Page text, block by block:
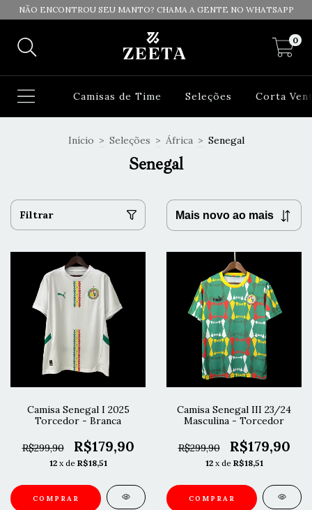
NÃO ENCONTROU SEU MANTO? CHAMA A GENTE NO WHATSAPP
0
Camisas de Time Seleções Corta
Início > Seleções > África > Senegal
Senegal
Filtrar
Camisa Senegal I 2025
Torcedor - Branca
R$299,90 R$179,90
12 x de R$18,51
COMPRAR
Camisa Senegal III 23/24
Masculina - Torcedor
R$299,90 R$179,90
12 x de R$18,51
COMPRAR